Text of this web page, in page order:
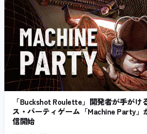
「Buckshot Roulette」開発者が手がけ
ス・パーティゲーム「Machine Party」
信開始